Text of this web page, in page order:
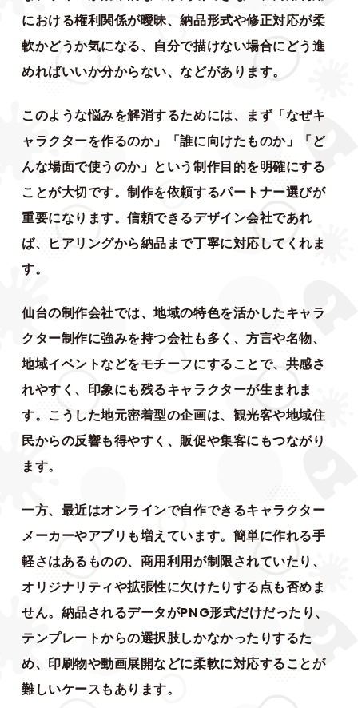
における権利関係が曖昧、納品形式や修正対応が柔
軟かどうか気になる、自分で描けない場合にどう進
めればいいか分からない、などがあります。
このような悩みを解消するためには、まず「なぜキ
ャラクターを作るのか」「誰に向けたものか」「ど
んな場面で使うのか」という制作目的を明確にする
ことが大切です。制作を依頼するパートナー選びが
重要になります。信頼できるデザイン会社であれ
ば、ヒアリングから納品まで丁寧に対応してくれま
す。
仙台の制作会社では、地域の特色を活かしたキャラ
クター制作に強みを持つ会社も多く、方言や名物、
地域イベントなどをモチーフにすることで、共感さ
れやすく、印象にも残るキャラクターが生まれま
す。こうした地元密着型の企画は、観光客や地域住
民からの反響も得やすく、販促や集客にもつながり
ます。
一方、最近はオンラインで自作できるキャラクター
メーカーやアプリも増えています。簡単に作れる手
軽さはあるものの、商用利用が制限されていたり、
オリジナリティや拡張性に欠けたりする点も否めま
せん。納品されるデータがPNG形式だけだったり、
テンプレートからの選択肢しかなかったりするた
め、印刷物や動画展開などに柔軟に対応することが
難しいケースもあります。